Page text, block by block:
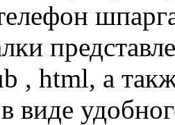
, html, а
виде